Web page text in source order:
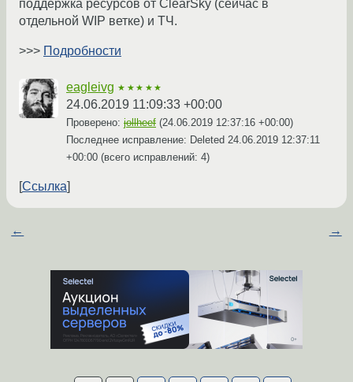
поддержка ресурсов от ClearSky (сейчас в
отдельной WIP ветке) и TЧ.
>>> Подробности
eagleivg ★★★★★
24.06.2019 11:09:33 +00:00
Проверено: jollheef (24.06.2019 12:37:16 +00:00)
Последнее исправление: Deleted 24.06.2019 12:37:11
+00:00 (всего исправлений: 4)
Ссылка
← →